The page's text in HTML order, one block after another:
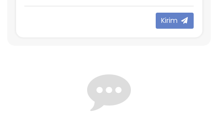
Kirim